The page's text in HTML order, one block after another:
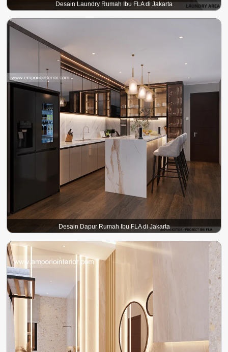
Desain Laundry Rumah Ibu FLA di Jakarta
Desain Dapur Rumah Ibu FLA di Jakarta